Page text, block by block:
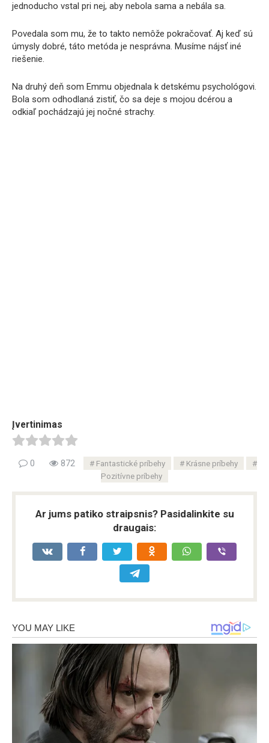
jednoducho vstal pri nej, aby nebola sama a nebála sa.
Povedala som mu, že to takto nemôže pokračovať. Aj keď sú
úmysly dobré, táto metóda je nesprávna. Musíme nájsť iné
riešenie.
Na druhý deň som Emmu objednala k detskému psychológovi.
Bola som odhodlaná zistiť, čo sa deje s mojou dcérou a
odkiaľ pochádzajú jej nočné strachy.
Įvertinimas
0 872 Fantastické príbehy
Krásne príbehy
Pozitívne príbehy
Ar jums patiko straipsnis? Pasidalinkite su
draugais: